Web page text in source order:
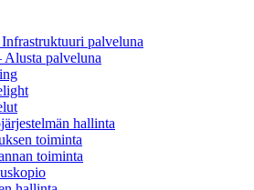
palveluna
Alusta palveluna
hallinta
toiminta
toiminta